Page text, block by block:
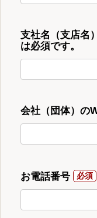
支社名（支店名
は必須です。
会社（団体）の
お電話番号